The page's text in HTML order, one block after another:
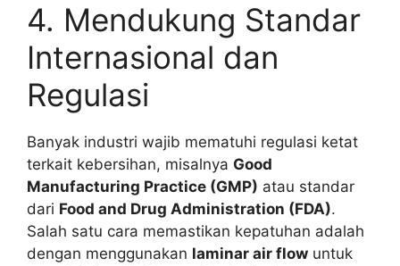
4. Mendukung Standar
Internasional dan
Regulasi
Banyak industri wajib mematuhi regulasi ketat
terkait kebersihan, misalnya Good
Manufacturing Practice (GMP) atau standar
dari Food and Drug Administration (FDA).
Salah satu cara memastikan kepatuhan adalah
dengan menggunakan laminar air flow untuk